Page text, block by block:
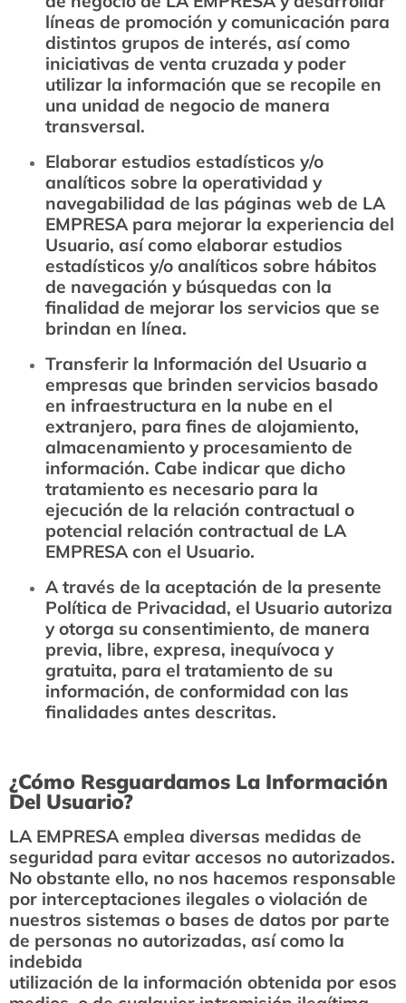
líneas de promoción y comunicación para
distintos grupos de interés, así como
iniciativas de venta cruzada y poder
utilizar la información que se recopile en
una unidad de negocio de manera
transversal.
Elaborar estudios estadísticos y/o
analíticos sobre la operatividad y
navegabilidad de las páginas web de LA
EMPRESA para mejorar la experiencia del
Usuario, así como elaborar estudios
estadísticos y/o analíticos sobre hábitos
de navegación y búsquedas con la
finalidad de mejorar los servicios que se
brindan en línea.
Transferir la Información del Usuario a
empresas que brinden servicios basado
en infraestructura en la nube en el
extranjero, para fines de alojamiento,
almacenamiento y procesamiento de
información. Cabe indicar que dicho
tratamiento es necesario para la
ejecución de la relación contractual o
potencial relación contractual de LA
EMPRESA con el Usuario.
A través de la aceptación de la presente
Política de Privacidad, el Usuario autoriza
y otorga su consentimiento, de manera
previa, libre, expresa, inequívoca y
gratuita, para el tratamiento de su
información, de conformidad con las
finalidades antes descritas.
¿Cómo Resguardamos La Información
Del Usuario?
LA EMPRESA emplea diversas medidas de
seguridad para evitar accesos no autorizados.
No obstante ello, no nos hacemos responsable
por interceptaciones ilegales o violación de
nuestros sistemas o bases de datos por parte
de personas no autorizadas, así como la
indebida
utilización de la información obtenida por esos